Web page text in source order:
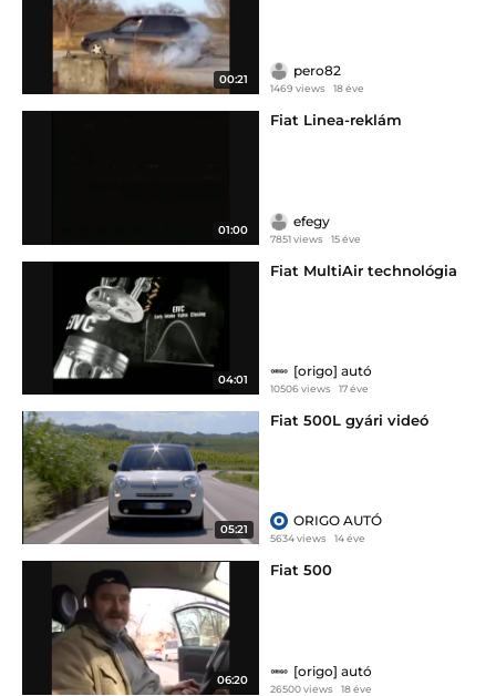
00:21
pero82
1469 views 18 éve
01:00
Fiat Linea-reklám
efegy
7851 views 15 éve
04:01
Fiat MultiAir technológia
[origo] autó
10506 views 17 éve
05:21
Fiat 500L gyári videó
ORIGO AUTÓ
5634 views 14 éve
06:20
Fiat 500
[origo] autó
26500 views 18 éve